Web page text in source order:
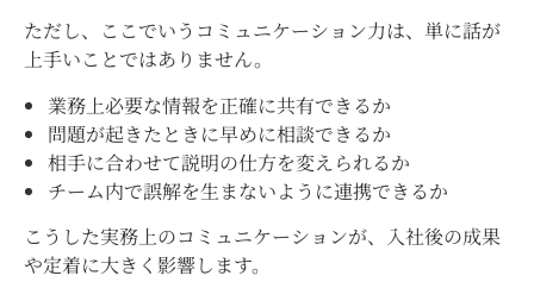
ただし、ここでいうコミュニケーション力は、単に話が
上手いことではありません。
業務上必要な情報を正確に共有できるか
問題が起きたときに早めに相談できるか
相手に合わせて説明の仕方を変えられるか
チーム内で誤解を生まないように連携できるか
こうした実務上のコミュニケーションが、入社後の成果
や定着に大きく影響します。